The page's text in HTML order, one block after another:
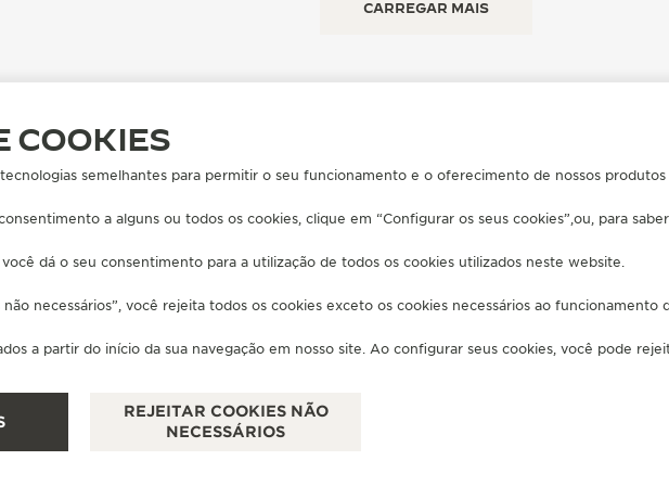
CARREGAR MAIS
GARANTIA JAEGER-LECOULTRE
PERGUNTAS FREQUENTES
MARCAR UMA CONSULTA
LECOULTRE
COOKIES
semelhantes para permitir o seu funcionamento e o oferecimento de nossos
a alguns ou todos os cookies, clique em “Configurar os seus cookies”,ou, para
dá o seu consentimento para a utilização de todos os cookies utilizados neste website.
necessários”, você rejeita todos os cookies exceto os cookies necessários ao funcionamento
a partir do início da sua navegação em nosso site. Ao configurar seus cookies, você pode
REJEITAR COOKIES NÃO
NECESSÁRIOS